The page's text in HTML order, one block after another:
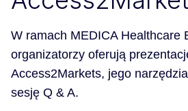
W ramach MEDICA Healthcare
organizatorzy oferują
Access2Markets, jego
sesję Q & A.